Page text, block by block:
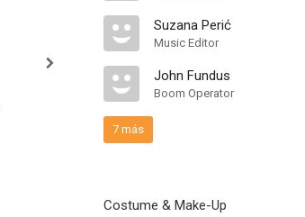
Suzana Perić
Music Editor
John Fundus
Boom Operator
7 más
Costume & Make-Up